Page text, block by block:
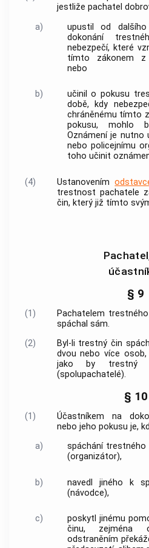
jestliže pachatel
a)
upustil od
dokonání
nebezpečí, které
tímto zákonem z
nebo
b) učinil o pokusu
době, kdy
chráněnému tímto
pokusu, mohlo
Oznámení je
nebo policejnímu
toho učinit
(4) Ustanovením
trestnost pachatele
čin, který již tímto
§ 9
(1) Pachatelem
spáchal sám.
(2)
Byl-li trestný čin
dvou nebo více
jako by trestný
(spolupachatelé).
§ 10
(1) Účastníkem na
nebo jeho pokusu je,
a)
spáchání trestného
(organizátor),
b) navedl jiného k
(návodce),
c) poskytl jinému
činu, zejména
odstraněním